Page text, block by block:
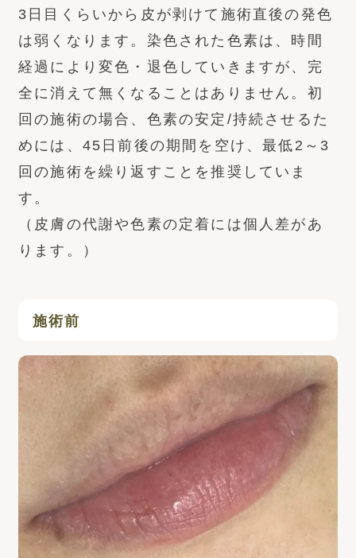
3日目くらいから皮が剥けて施術直後の発色
は弱くなります。染色された色素は、時間
経過により変色・退色していきますが、完
全に消えて無くなることはありません。初
回の施術の場合、色素の安定/持続させるた
めには、45日前後の期間を空け、最低2～3
回の施術を繰り返すことを推奨していま
す。
（皮膚の代謝や色素の定着には個人差があ
ります。）
施術前